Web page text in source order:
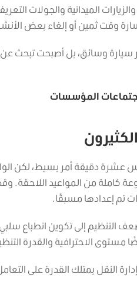
الميدانية والجولات
خسارة وقت ثمين أو إلغاء بعض
سيارة وسائق، بل أصبحت تبحث
اجتماعات المؤسسات
عشرة دقيقة أمر بسيط، لكن
كاملة من المواعيد اللاحقة.
تم إعدادها مسبقًا.
التنظيم إلى تكوين انطباع
مستوى الاحترافية والقدرة
يمتلك القدرة على